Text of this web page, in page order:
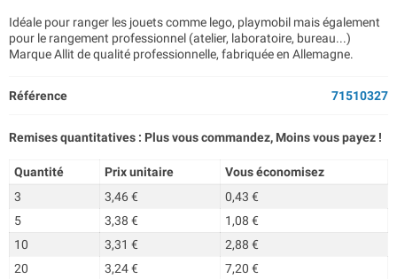
Idéale pour ranger les jouets comme lego, playmobil mais également
pour le rangement professionnel (atelier, laboratoire, bureau...)
Marque Allit de qualité professionnelle, fabriquée en Allemagne.
Référence 71510327
Remises quantitatives : Plus vous commandez, Moins vous payez !
Quantité Prix unitaire
Vous économisez
3
3,46 €
0,43 €
5
3,38 €
1,08 €
10
3,31 €
2,88 €
20
3,24 €
7,20 €